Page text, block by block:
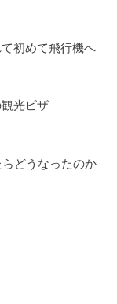
初めて飛行機へ
光ビザ
どうなったのか